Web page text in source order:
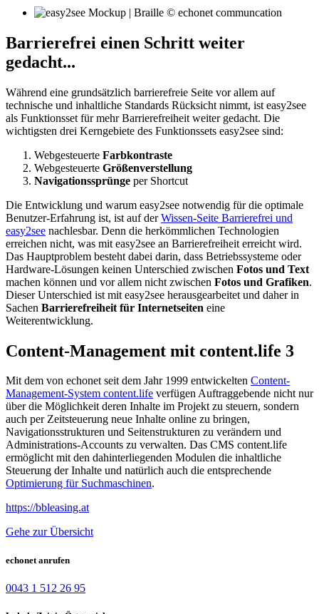
Barrierefrei einen Schritt weiter
gedacht...
Während eine grundsätzlich barrierefreie Seite vor allem auf
technische und inhaltliche Standards Rücksicht nimmt, ist easy2see
als Funktionsset für mehr Barrierefreiheit weiter gedacht. Die
wichtigsten drei Kerngebiete des Funktionssets easy2see sind:
Webgesteuerte Farbkontraste
Webgesteuerte Größenverstellung
Navigationssprünge per Shortcut
Die Entwicklung und warum easy2see notwendig für die optimale
Benutzer-Erfahrung ist, ist auf derWissen-Seite Barrierefrei und
easy2see nachlesbar. Denn die herkömmlichen Technologien
erreichen nicht, was mit easy2see an Barrierefreiheit erreicht wird.
Das Hauptproblem besteht dabei darin, dass Betriebssysteme oder
Hardware-Lösungen keinen Unterschied zwischen Fotos und Text
machen können und vor allem nicht zwischen Fotos und Grafiken.
Dieser Unterschied ist mit easy2see herausgearbeitet und daher in
Sachen Barrierefreiheit für Internetseiten eine
Weiterentwicklung.
Content-Management mit content.life 3
Mit dem von echonet seit dem Jahr 1999 entwickelten Content-
Management-System content.life verfügen Auftraggebende nicht nur
über die Möglichkeit deren Inhalte im Projekt zu steuern, sondern
auch per Zeitsteuerung neue Inhalte online zu bringen,
Navigationsstrukturen und Seitenstrukturen zu verändern und
Administrations-Accounts zu verwalten. Das CMS content.life
ermöglicht mit den dahinterliegenden Modulen die inhaltliche
Steuerung der Inhalte und natürlich auch die entsprechende
Optimierung für Suchmaschinen.
https://bbleasing.at
Gehe zur Übersicht
echonet anrufen
0043 1 512 26 95